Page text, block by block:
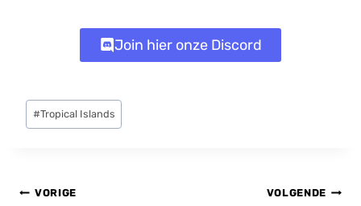
Join hier onze Discord
Bericht
tags:
#Tropical Islands
Bericht
VORIGE VOLGENDE